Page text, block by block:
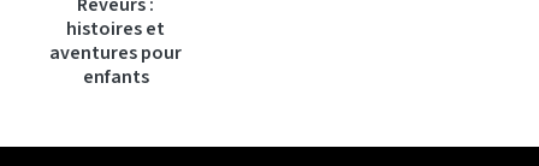
histoires et
aventures pour
enfants